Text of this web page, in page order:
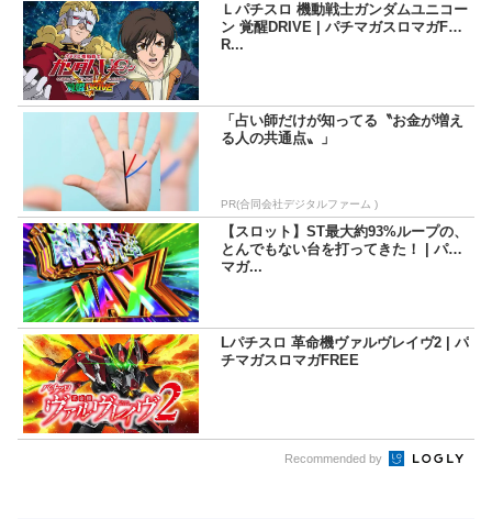
Ｌパチスロ 機動戦士ガンダムユニコー
ン 覚醒DRIVE | パチマガスロマガF
R...
「占い師だけが知ってる〝お金が増え
る人の共通点〟」
PR(合同会社デジタルファーム )
【スロット】ST最大約93%ループの、
とんでもない台を打ってきた！ | パチ
マガ...
Lパチスロ 革命機ヴァルヴレイヴ2 | パ
チマガスロマガFREE
Recommended by